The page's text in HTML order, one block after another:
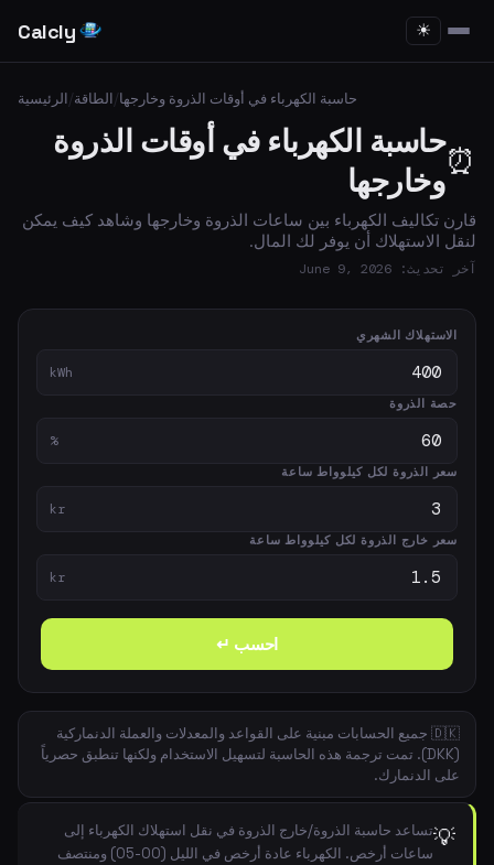
Calcly ☀
الرئيسية/الطاقة/حاسبة الكهرباء في أوقات الذروة وخارجها
⏰حاسبة الكهرباء في أوقات الذروة
وخارجها
قارن تكاليف الكهرباء بين ساعات الذروة وخارجها وشاهد كيف يمكن
لنقل الاستهلاك أن يوفر لك المال.
آخر تحديث: June 9, 2026
الاستهلاك الشهري
kWh
حصة الذروة
%
سعر الذروة لكل كيلوواط ساعة
kr
سعر خارج الذروة لكل كيلوواط ساعة
kr
احسب ↵
🇩🇰 جميع الحسابات مبنية على القواعد والمعدلات والعملة الدنماركية
(DKK). تمت ترجمة هذه الحاسبة لتسهيل الاستخدام ولكنها تنطبق حصرياً
على الدنمارك.
💡تساعد حاسبة الذروة/خارج الذروة في نقل استهلاك الكهرباء إلى
ساعات أرخص. الكهرباء عادة أرخص في الليل (00-05) ومنتصف